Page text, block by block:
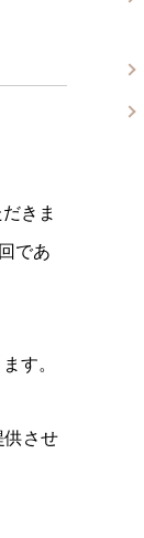
きま
であ
す。
供させ